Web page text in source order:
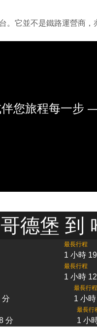
。它並不是鐵路運營商
您旅程每一步
哥德堡 到
最長行程
1 小時
最長行程
1 小時
分
最長行程
1 小
分
最長行
1 小